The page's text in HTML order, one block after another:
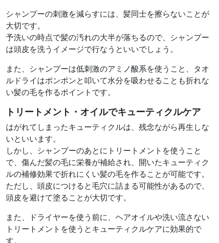
シャンプーの刺激を減らすには、髪同士を擦らないことが
大切です。
予洗いの時点で髪の汚れの大半が落ちるので、シャンプー
は頭皮を洗うイメージで行なうといいでしょう。
また、シャンプーは低刺激のアミノ酸系を使うこと、タオ
ルドライはポンポンと叩いて水分を吸わせることも折れな
い髪の毛を作るポイントです。
トリートメント・オイルでキューティクルケア
はがれてしまったキューティクルは、残念ながら再生しな
いといいます。
しかし、シャンプーのあとにトリートメントを使うこと
で、傷んだ髪の毛に栄養が補給され、開いたキューティク
ルの補修効果で折れにくい髪の毛を作ることが可能です。
ただし、頭皮につけると毛穴に詰まる可能性があるので、
頭皮を避けて塗ることが大切です。
また、ドライヤーを使う前に、ヘアオイルや洗い流さない
トリートメントを使うとキューティクルケアに効果的で
す。